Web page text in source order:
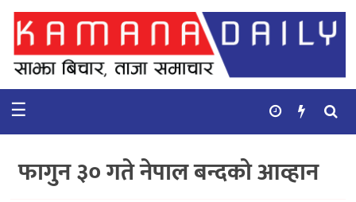
गृहपृष्ठ
समाचार
कुराकानी
☰
फागुन ३० गते नेपाल बन्दको आव्हान